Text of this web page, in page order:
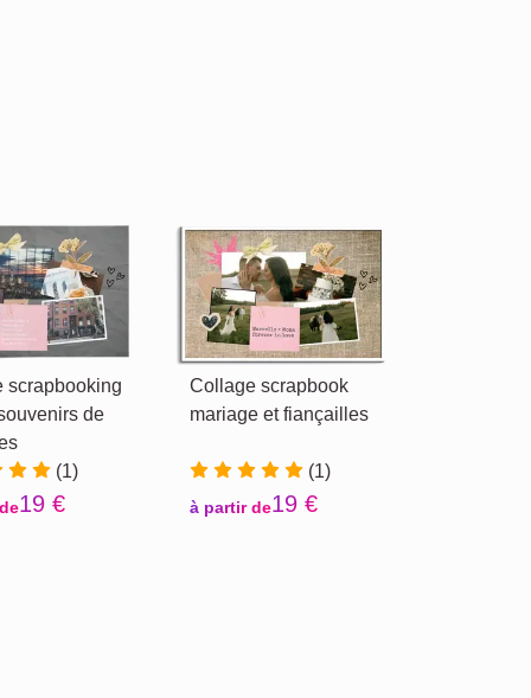
scrapbooking
de
(1)
19 €
Collage scrapbook
mariage et fiançailles
(1)
à partir de19 €